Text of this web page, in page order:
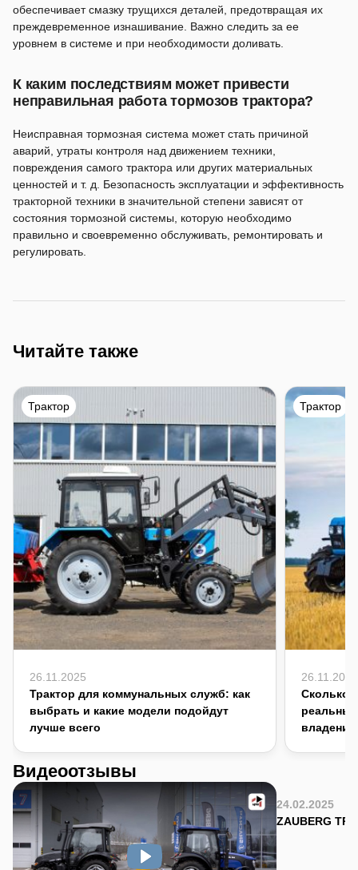
обеспечивает смазку трущихся деталей, предотвращая их
преждевременное изнашивание. Важно следить за ее
уровнем в системе и при необходимости доливать.
К каким последствиям может привести
неправильная работа тормозов трактора?
Неисправная тормозная система может стать причиной
аварий, утраты контроля над движением техники,
повреждения самого трактора или других материальных
ценностей и т. д. Безопасность эксплуатации и эффективность
тракторной техники в значительной степени зависят от
состояния тормозной системы, которую необходимо
правильно и своевременно обслуживать, ремонтировать и
регулировать.
Читайте также
Трактор
26.11.2025
Трактор для коммунальных служб: как
выбрать и какие модели подойдут
лучше всего
Трактор
26.11.2025
Сколько
владения
Видеоотзывы
24.02.2025
ZAUBERG